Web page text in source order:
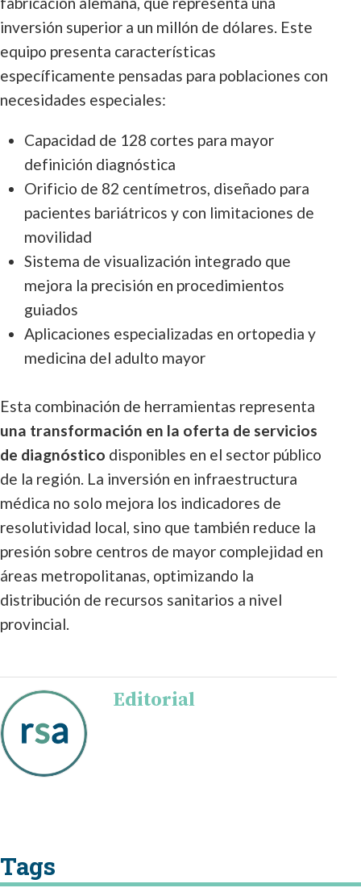
inversión superior a un millón de dólares. Este
equipo presenta características
específicamente pensadas para poblaciones con
necesidades especiales:
Capacidad de 128 cortes para mayor
definición diagnóstica
Orificio de 82 centímetros, diseñado para
pacientes bariátricos y con limitaciones de
movilidad
Sistema de visualización integrado que
mejora la precisión en procedimientos
guiados
Aplicaciones especializadas en ortopedia y
medicina del adulto mayor
Esta combinación de herramientas representa
una transformación en la oferta de servicios
de diagnóstico disponibles en el sector público
de la región. La inversión en infraestructura
médica no solo mejora los indicadores de
resolutividad local, sino que también reduce la
presión sobre centros de mayor complejidad en
áreas metropolitanas, optimizando la
distribución de recursos sanitarios a nivel
provincial.
Editorial
Tags